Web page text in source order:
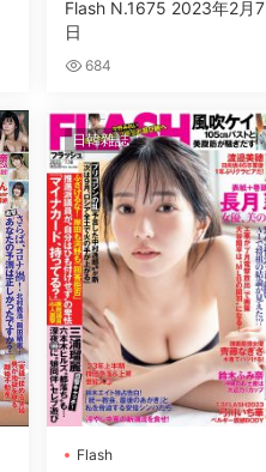
Flash N.1675 2023年2月7
日
684
日韓雜誌
Flash